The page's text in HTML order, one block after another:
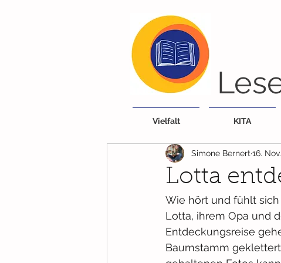
Vielfalt KITA
Lotta
Simone Bernert 16.
Wie hört und fühlt
Lotta, ihrem Opa und
Entdeckungsreise
Baumstamm